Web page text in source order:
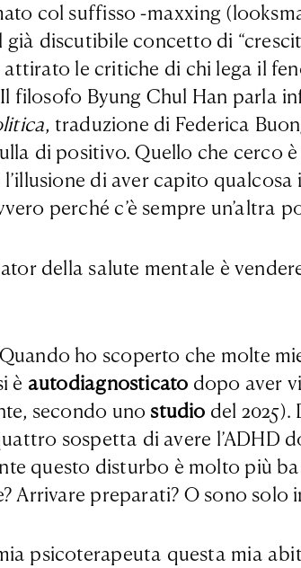
col suffisso -maxxing
già discutibile concetto di
le critiche di chi lega il
filosofo Byung Chul Han parla
, traduzione di Federica
di positivo. Quello che
di aver capito
perché c’è sempre
della salute mentale è
ho scoperto che molte
è autodiagnosticato dopo aver
secondo uno studio del
sospetta di avere l’ADHD
questo disturbo è molto più
Arrivare preparati? O sono
psicoterapeuta questa mia